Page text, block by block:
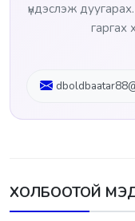
үндэслэж
гаргах
ХОЛБООТОЙ